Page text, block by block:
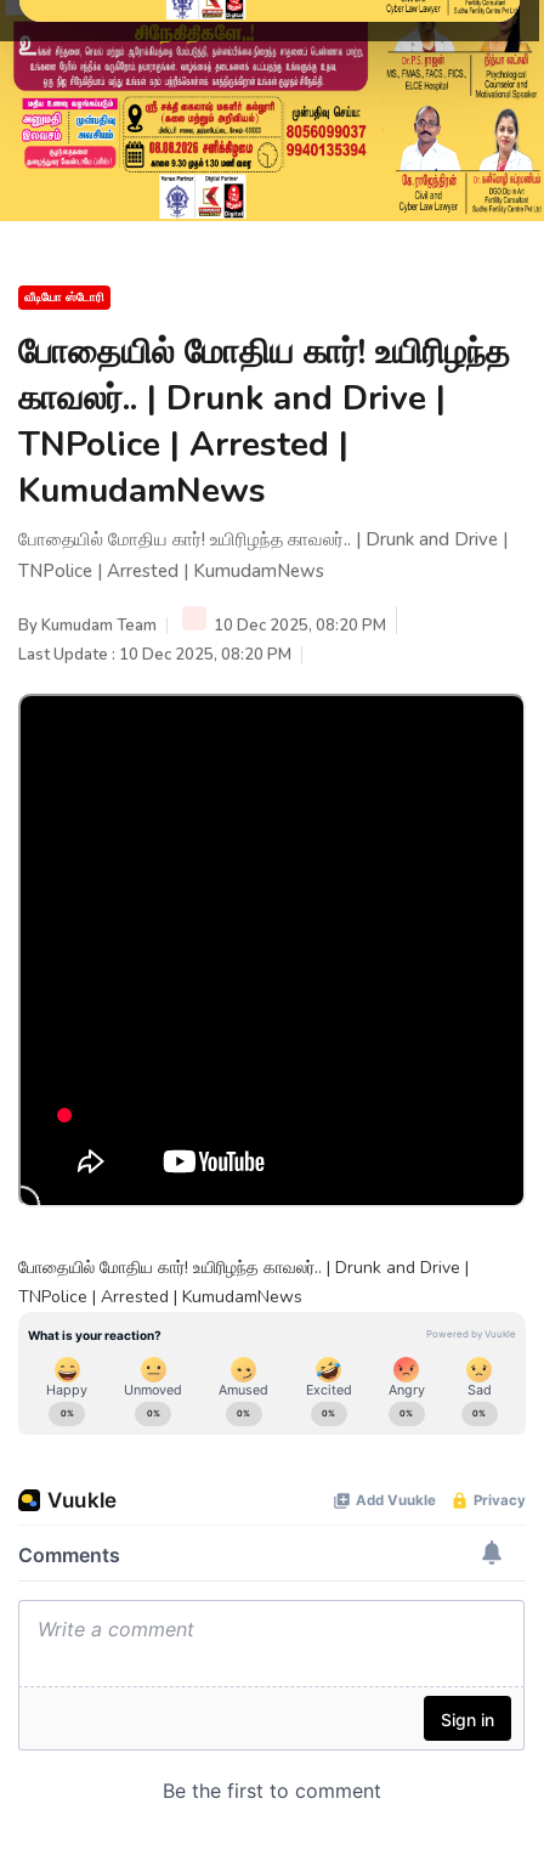
வீடியோ ஸ்டோரி
போதையில் மோதிய கார்! உயிரிழந்த
காவலர்.. | Drunk and Drive |
TNPolice | Arrested |
KumudamNews
போதையில் மோதிய கார்! உயிரிழந்த காவலர்.. | Drunk and Drive |
TNPolice | Arrested | KumudamNews
ByKumudam Team
10 Dec 2025, 08:20 PM
Last Update : 10 Dec 2025, 08:20 PM
போதையில் மோதிய கார்! உயிரிழந்த காவலர்.. | Drunk and Drive |
TNPolice | Arrested | KumudamNews